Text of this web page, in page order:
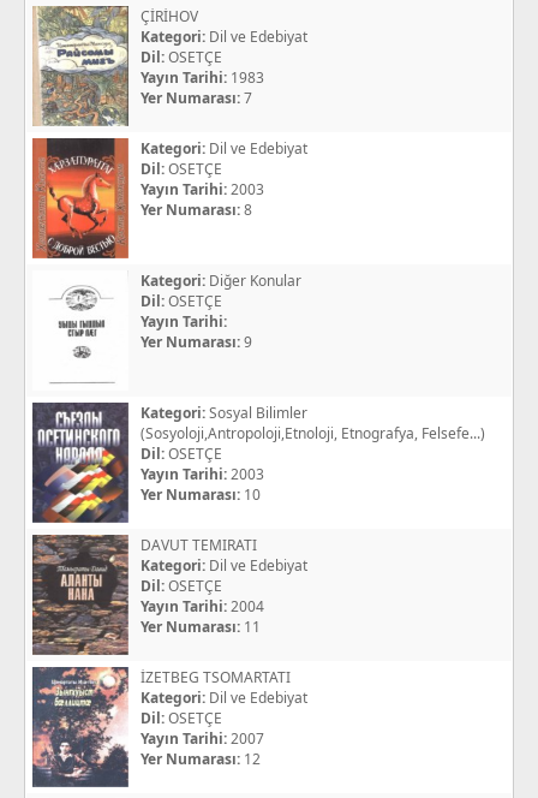
ÇİRİHOV
Kategori: Dil ve Edebiyat
Dil:OSETÇE
Yayın Tarihi: 1983
Yer Numarası:7
Kategori: Dil ve Edebiyat
Dil:OSETÇE
Yayın Tarihi:2003
Yer Numarası:8
Kategori: Diğer Konular
Dil:OSETÇE
Yayın Tarihi:
Yer Numarası:9
Kategori:Sosyal Bilimler
(Sosyoloji,Antropoloji,Etnoloji, Etnografya, Felsefe...)
Dil:OSETÇE
Yayın Tarihi:2003
Yer Numarası: 10
DAVUT TEMIRATI
Kategori: Dil ve Edebiyat
Dil:OSETÇE
Yayın Tarihi:2004
Yer Numarası: 11
İZETBEG TSOMARTATI
Kategori: Dil ve Edebiyat
Dil:OSETÇE
Yayın Tarihi:2007
Yer Numarası: 12